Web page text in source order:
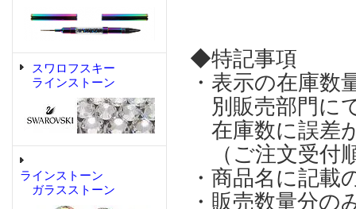
スワロフスキー
ラインストーン
ラインストーン
ガラスストーン
◆特記事項
・表示の在庫
別販売部門に
在庫数に誤差
（ご注文受付
・商品名に記
・販売数量分